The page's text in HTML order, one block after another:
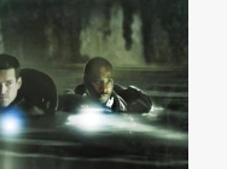
gibt keinen
Lunacy lebt, seit
seine Spur führt